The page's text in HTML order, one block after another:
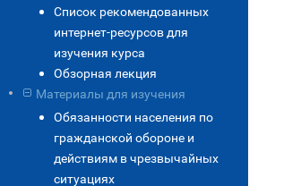
Список рекомендованных
интернет-ресурсов для
изучения курса
Обзорная лекция
Материалы для изучения
Обязанности населения по
гражданской обороне и
действиям в чрезвычайных
ситуациях